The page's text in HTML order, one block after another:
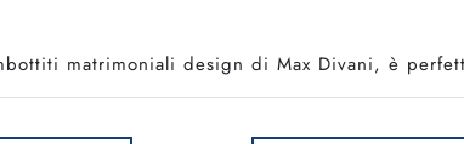
matrimoniali design di Max Divani, è